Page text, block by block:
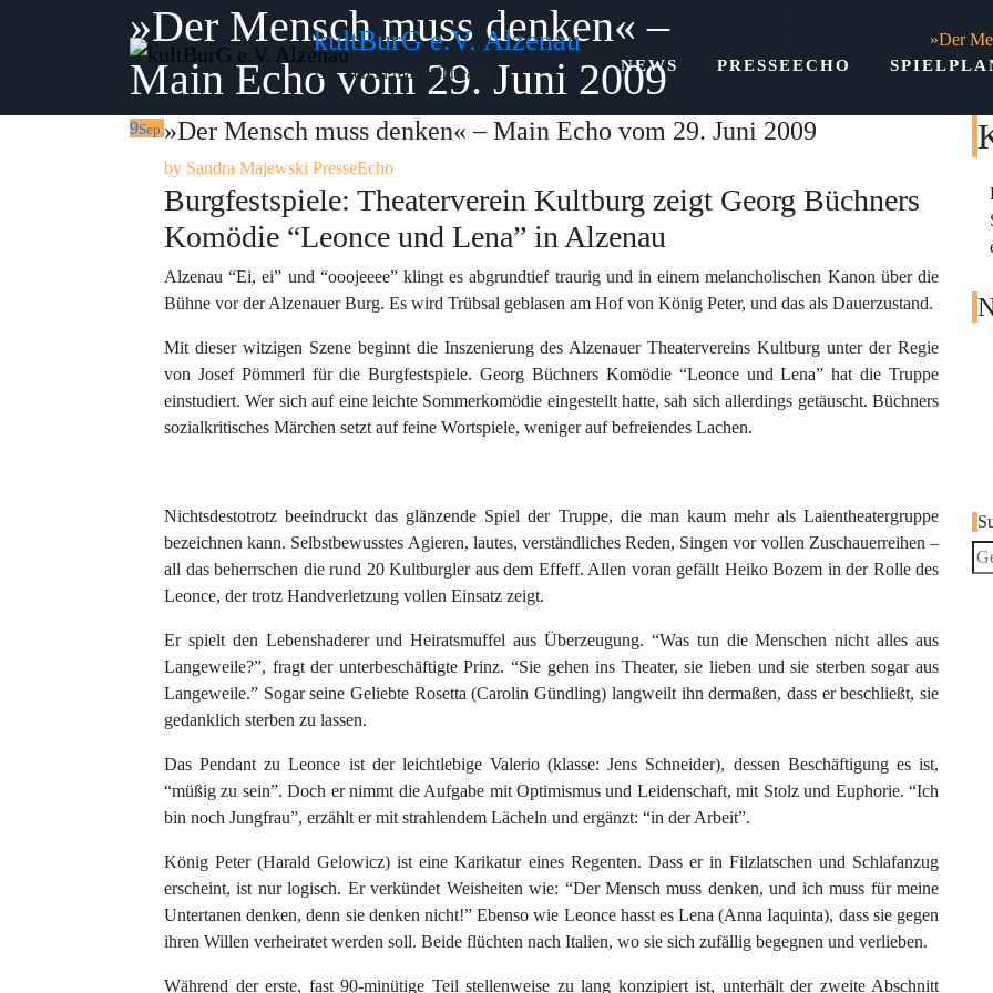
kultBurG e.V. Alzenau
Ein Verein macht Theater NEWS PRESSEECHO
»Der Mensch muss denken« –
Main Echo vom 29. Juni 2009
»Der
9Sep.»Der Mensch muss denken« – Main Echo vom 29. Juni 2009
by Sandra Majewski PresseEcho
Burgfestspiele: Theaterverein Kultburg zeigt Georg Büchners
Komödie “Leonce und Lena” in Alzenau
Alzenau “Ei, ei” und “ooojeeee” klingt es abgrundtief traurig und in einem melancholischen Kanon über die
Bühne vor der Alzenauer Burg. Es wird Trübsal geblasen am Hof von König Peter, und das als Dauerzustand.
Mit dieser witzigen Szene beginnt die Inszenierung des Alzenauer Theatervereins Kultburg unter der Regie
von Josef Pömmerl für die Burgfestspiele. Georg Büchners Komödie “Leonce und Lena” hat die Truppe
einstudiert. Wer sich auf eine leichte Sommerkomödie eingestellt hatte, sah sich allerdings getäuscht. Büchners
sozialkritisches Märchen setzt auf feine Wortspiele, weniger auf befreiendes Lachen.
Nichtsdestotrotz beeindruckt das glänzende Spiel der Truppe, die man kaum mehr als Laientheatergruppe
bezeichnen kann. Selbstbewusstes Agieren, lautes, verständliches Reden, Singen vor vollen Zuschauerreihen –
all das beherrschen die rund 20 Kultburgler aus dem Effeff. Allen voran gefällt Heiko Bozem in der Rolle des
Leonce, der trotz Handverletzung vollen Einsatz zeigt.
Er spielt den Lebenshaderer und Heiratsmuffel aus Überzeugung. “Was tun die Menschen nicht alles aus
Langeweile?”, fragt der unterbeschäftigte Prinz. “Sie gehen ins Theater, sie lieben und sie sterben sogar aus
Langeweile.” Sogar seine Geliebte Rosetta (Carolin Gündling) langweilt ihn dermaßen, dass er beschließt, sie
gedanklich sterben zu lassen.
Das Pendant zu Leonce ist der leichtlebige Valerio (klasse: Jens Schneider), dessen Beschäftigung es ist,
“müßig zu sein”. Doch er nimmt die Aufgabe mit Optimismus und Leidenschaft, mit Stolz und Euphorie. “Ich
bin noch Jungfrau”, erzählt er mit strahlendem Lächeln und ergänzt: “in der Arbeit”.
König Peter (Harald Gelowicz) ist eine Karikatur eines Regenten. Dass er in Filzlatschen und Schlafanzug
erscheint, ist nur logisch. Er verkündet Weisheiten wie: “Der Mensch muss denken, und ich muss für meine
Untertanen denken, denn sie denken nicht!” Ebenso wie Leonce hasst es Lena (Anna Iaquinta), dass sie gegen
ihren Willen verheiratet werden soll. Beide flüchten nach Italien, wo sie sich zufällig begegnen und verlieben.
Während der erste, fast 90-minütige Teil stellenweise zu lang konzipiert ist, unterhält der zweite Abschnitt